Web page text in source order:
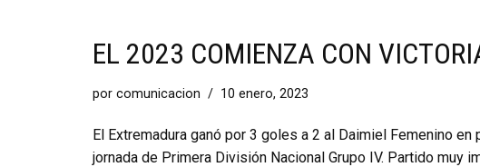
EL 2023 COMIENZA CON
por comunicacion 10 enero, 2023
El Extremadura ganó por 3 goles a 2 al Daimiel Femenino
jornada de Primera División Nacional Grupo IV. Partido muy